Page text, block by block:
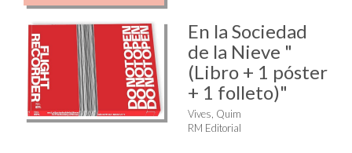
En la Sociedad
de la Nieve "
(Libro + 1 póster
+ 1 folleto)"
Vives, Quim
RM Editorial